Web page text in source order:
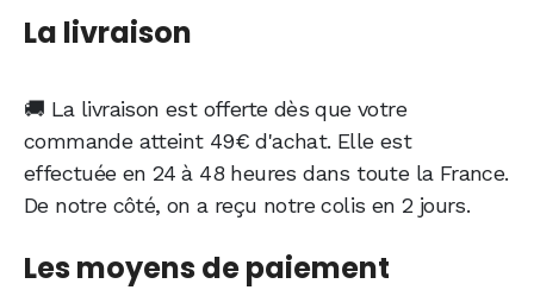
La livraison
🚚 La livraison est offerte dès que votre
commande atteint 49€ d'achat. Elle est
effectuée en 24 à 48 heures dans toute la France.
De notre côté, on a reçu notre colis en 2 jours.
Les moyens de paiement